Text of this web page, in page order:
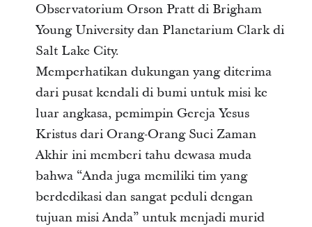
Observatorium Orson Pratt di Brigham
Young University dan Planetarium Clark di
Salt Lake City.
Memperhatikan dukungan yang diterima
dari pusat kendali di bumi untuk misi ke
luar angkasa, pemimpin Gereja Yesus
Kristus dari Orang-Orang Suci Zaman
Akhir ini memberi tahu dewasa muda
bahwa “Anda juga memiliki tim yang
berdedikasi dan sangat peduli dengan
tujuan misi Anda” untuk menjadi murid